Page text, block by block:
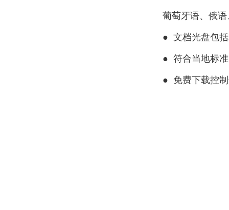
葡萄牙语、俄
● 文档光盘包
● 符合当地标
● 免费下载控